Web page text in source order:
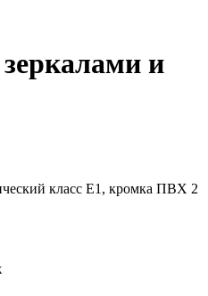
и
класс E1, кромка ПВХ 2